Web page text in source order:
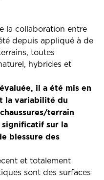
la collaboration entre
depuis appliqué à de
toutes
hybrides et
il a été mis en
la variabilité du
terrain
sur la
blessure des
et totalement
sont des surfaces